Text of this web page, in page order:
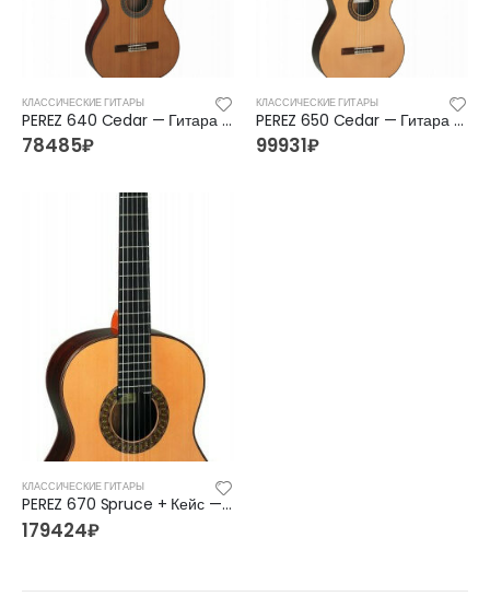
КЛАССИЧЕСКИЕ ГИТАРЫ
PEREZ 640 Cedar — Гитара классическая 4/4 Перез
78485₽
КЛАССИЧЕСКИЕ ГИТАРЫ
PEREZ 650 Cedar — Гитара классическая 4/4 Перез
99931₽
КЛАССИЧЕСКИЕ ГИТАРЫ
PEREZ 670 Spruce + Кейс — Гитара классическая 4/4 Перез
179424₽
6300₽ 5400 6300₽ 5400